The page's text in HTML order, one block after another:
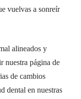
vuelvas a sonreír
alineados y
nuestra página de
de cambios
dental en nuestras